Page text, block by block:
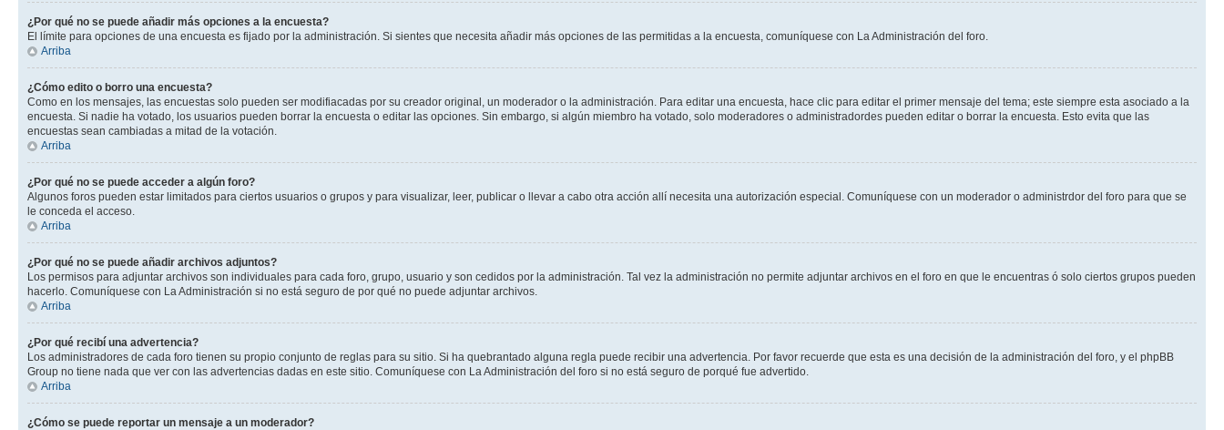
¿Por qué no se puede añadir más opciones a la encuesta?
El límite para opciones de una encuesta es fijado por la administración. Si sientes que necesita añadir más opciones de las permitidas a la encuesta, comuníquese con La Administración del foro.
Arriba
¿Cómo edito o borro una encuesta?
Como en los mensajes, las encuestas solo pueden ser modifiacadas por su creador original, un moderador o la administración. Para editar una encuesta, hace clic para editar el primer mensaje del tema; este siempre esta asociado a la
encuesta. Si nadie ha votado, los usuarios pueden borrar la encuesta o editar las opciones. Sin embargo, si algún miembro ha votado, solo moderadores o administradordes pueden editar o borrar la encuesta. Esto evita que las
encuestas sean cambiadas a mitad de la votación.
Arriba
¿Por qué no se puede acceder a algún foro?
Algunos foros pueden estar limitados para ciertos usuarios o grupos y para visualizar, leer, publicar o llevar a cabo otra acción allí necesita una autorización especial. Comuníquese con un moderador o administrdor del foro para que se
le conceda el acceso.
Arriba
¿Por qué no se puede añadir archivos adjuntos?
Los permisos para adjuntar archivos son individuales para cada foro, grupo, usuario y son cedidos por la administración. Tal vez la administración no permite adjuntar archivos en el foro en que le encuentras ó solo ciertos grupos pueden
hacerlo. Comuníquese con La Administración si no está seguro de por qué no puede adjuntar archivos.
Arriba
¿Por qué recibí una advertencia?
Los administradores de cada foro tienen su propio conjunto de reglas para su sitio. Si ha quebrantado alguna regla puede recibir una advertencia. Por favor recuerde que esta es una decisión de la administración del foro, y el phpBB
Group no tiene nada que ver con las advertencias dadas en este sitio. Comuníquese con La Administración del foro si no está seguro de porqué fue advertido.
Arriba
¿Cómo se puede reportar un mensaje a un moderador?